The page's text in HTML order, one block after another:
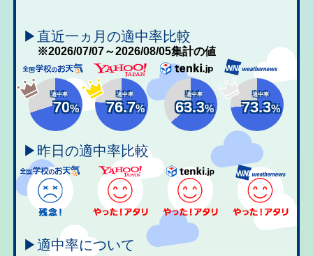
▶直近一ヵ月の適中率比較
※2026/07/07～2026/08/05集計の値
適中率
70%
適中率
76.7%
適中率
63.3%
適中率
73.3%
▶昨日の適中率比較
▶適中率について